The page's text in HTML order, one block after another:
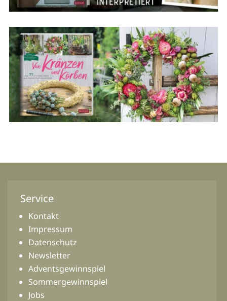
Service
Kontakt
Impressum
Datenschutz
Newsletter
Adventsgewinnspiel
Sommergewinnspiel
Jobs